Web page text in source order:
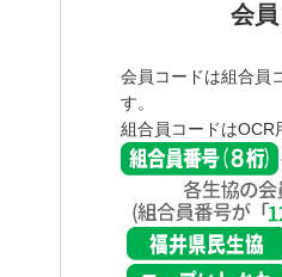
会
会員コードは組合員
す。
組合員コードはOCR